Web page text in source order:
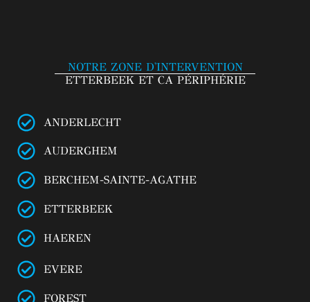
NOTRE ZONE D'INTERVENTION
ETTERBEEK ET CA PÉRIPHÉRIE
ANDERLECHT
AUDERGHEM
BERCHEM-SAINTE-AGATHE
ETTERBEEK
HAEREN
EVERE
FOREST